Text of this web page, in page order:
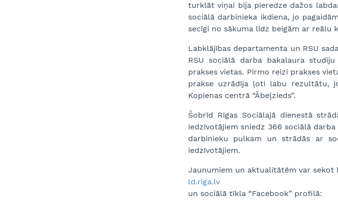
turklāt viņai bija pieredze dažos
sociālā darbinieka ikdiena, jo
secīgi no sākuma līdz beigām ar reālu
Labklājības departamenta un RSU
RSU sociālā darba bakalaura
prakses vietas. Pirmo reizi prakses
prakse uzrādīja ļoti labu rezultātu,
Kopienas centrā “Ābeļzieds”.
Šobrīd Rīgas Sociālajā dienestā
iedzīvotājiem sniedz 366 sociālā
darbinieku pulkam un strādās ar
iedzīvotājiem.
Jaunumiem un aktualitātēm var sekot
ld.riga.lv
un sociālā tīkla “Facebook” profilā: